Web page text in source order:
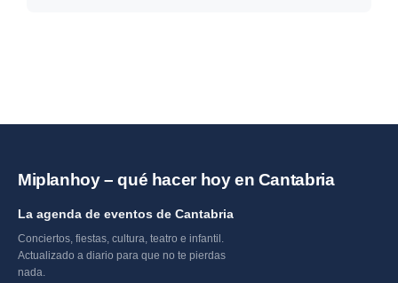
Miplanhoy – qué hacer hoy en Cantabria
La agenda de eventos de Cantabria
Conciertos, fiestas, cultura, teatro e infantil.
Actualizado a diario para que no te pierdas
nada.